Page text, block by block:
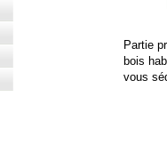
Partie
bois
vous